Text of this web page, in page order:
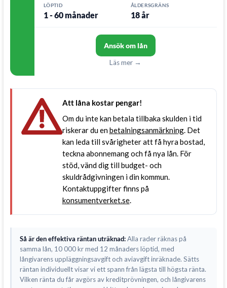
LÖPTID
1 - 60 månader
ÅLDERSGRÄNS
18 år
Ansök om lån
Läs mer →
Att låna kostar pengar!
Om du inte kan betala tillbaka skulden i tid
riskerar du enbetalningsanmärkning. Det
kan leda till svårigheter att få hyra bostad,
teckna abonnemang och få nya lån. För
stöd, vänd dig till budget- och
skuldrådgivningen i din kommun.
Kontaktuppgifter finns på
konsumentverket.se.
Så är den effektiva räntan uträknad:Alla rader räknas på
samma lån, 10 000 kr med 12 månaders löptid, med
långivarens uppläggningsavgift och aviavgift inräknade. Sätts
räntan individuellt visar vi ett spann från lägsta till högsta ränta.
Vilken ränta du får avgörs av kreditprövningen, och långivarens